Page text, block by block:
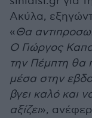
Ακύλα,
«Θα
Ο Γιώργος
την Πέμπτη
μέσα στην
βγει καλό και
αξίζει»,